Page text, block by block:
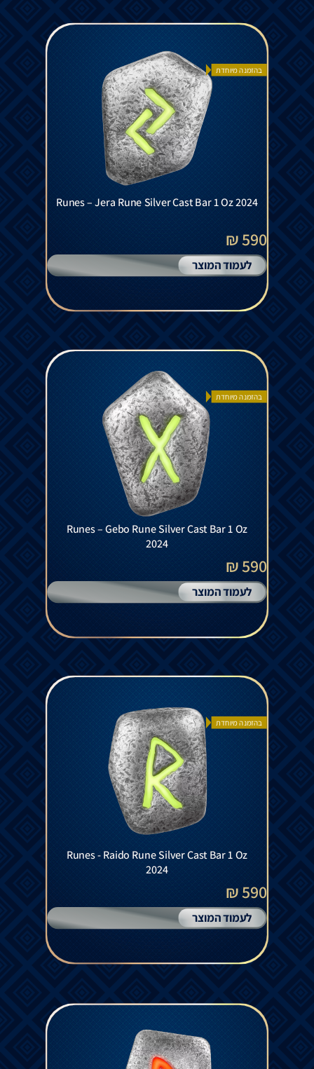
בהזמנה מיוחדת
Runes – Jera Rune Silver Cast Bar 1 Oz 2024
590 ₪
לעמוד המוצר
בהזמנה מיוחדת
Runes – Gebo Rune Silver Cast Bar 1 Oz
2024
590 ₪
לעמוד המוצר
בהזמנה מיוחדת
Runes - Raido Rune Silver Cast Bar 1 Oz
2024
590 ₪
לעמוד המוצר